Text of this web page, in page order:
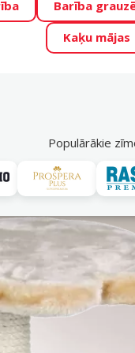
Zoo piedāvā
ŪSAIŅI”! Varbūt
Barība
Kaķu mājas
Populārākie
Akciju
Mājiņa kaķiem -